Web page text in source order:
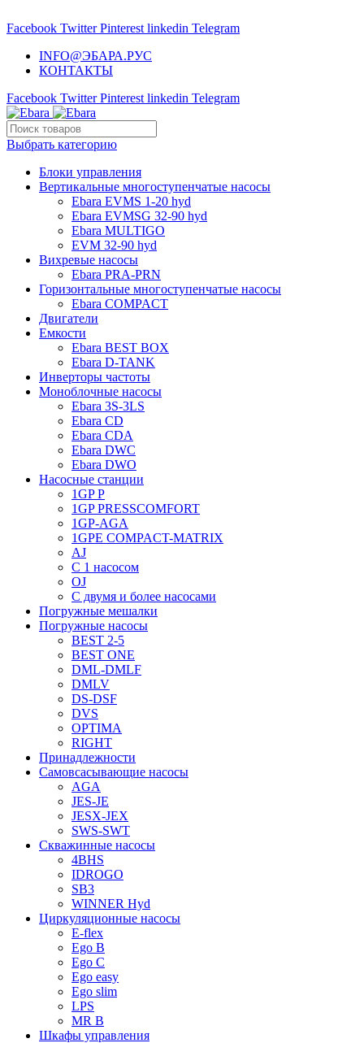
Facebook Twitter Pinterest linkedin Telegram
INFO@ЭБАРА.РУС
КОНТАКТЫ
Facebook Twitter Pinterest linkedin Telegram
Выбрать категорию
Блоки управления
Вертикальные многоступенчатые насосы
Ebara EVMS 1-20 hyd
Ebara EVMSG 32-90 hyd
Ebara MULTIGO
EVM 32-90 hyd
Вихревые насосы
Ebara PRA-PRN
Горизонтальные многоступенчатые насосы
Ebara COMPACT
Двигатели
Емкости
Ebara BEST BOX
Ebara D-TANK
Инверторы частоты
Моноблочные насосы
Ebara 3S-3LS
Ebara CD
Ebara CDA
Ebara DWC
Ebara DWO
Насосные станции
1GP P
1GP PRESSCOMFORT
1GP-AGA
1GPE COMPACT-MATRIX
AJ
C 1 насосом
OJ
С двумя и более насосами
Погружные мешалки
Погружные насосы
BEST 2-5
BEST ONE
DML-DMLF
DMLV
DS-DSF
DVS
OPTIMA
RIGHT
Принадлежности
Самовсасывающие насосы
AGA
JES-JE
JESX-JEX
SWS-SWT
Скважинные насосы
4BHS
IDROGO
SB3
WINNER Hyd
Циркуляционные насосы
E-flex
Ego B
Ego C
Ego easy
Ego slim
LPS
MR B
Шкафы управления